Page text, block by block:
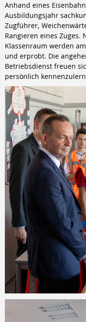
Anhand eines
Ausbildungsjahr
Zugführer,
Rangieren eines
Klassenraum werden
und erprobt. Die
Betriebsdienst freuen
persönlich